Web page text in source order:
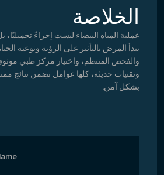
الخلاصة
عملية المياه البيضاء ليست إجراءً
يبدأ المرض بالتأثير على الرؤية ونوعية
والفحص المنتظم، واختيار مركز طبي
وتقنيات حديثة، كلها عوامل تضمن نتائج
بشكل آمن.